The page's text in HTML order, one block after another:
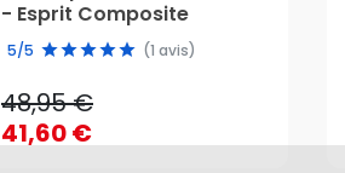
- Esprit Composite
5/5 (1 avis)
48,95 €
41,60 €
48,95 €
41,60 €
AJOUTER AU PANIER